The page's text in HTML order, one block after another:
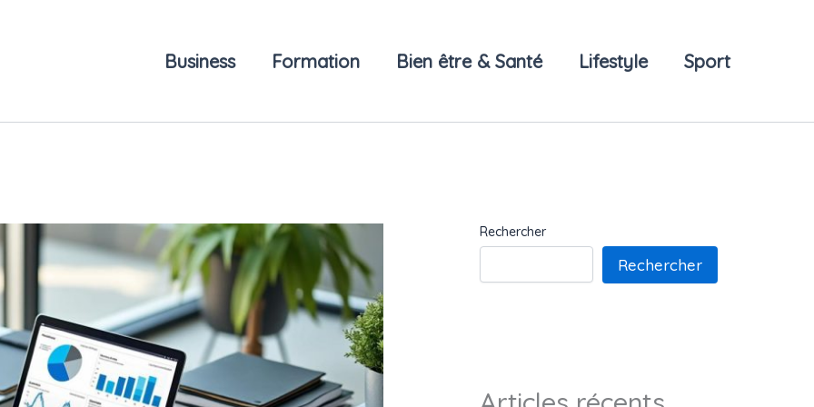
Business Formation Bien être & Santé Lifestyle Sport
Rechercher
Rechercher